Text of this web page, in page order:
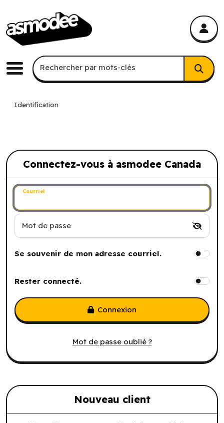
Menu
Recherche par mots-clés
Rechercher par mots-clés
Identification
Connectez-vous à asmodee Canada
Connectez-vous à asmodee Canada
Courriel
Mot de passe
Se souvenir de mon adresse courriel.
Rester connecté.
Mot de passe oublié ?
Connexion
Nouveau client